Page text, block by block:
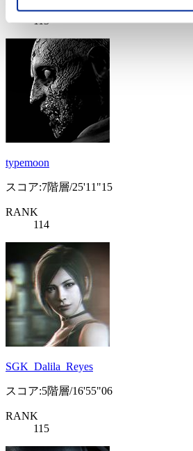
RANK
113
typemoon
スコア:7階層/25'11"15
RANK
114
SGK_Dalila_Reyes
スコア:5階層/16'55"06
RANK
115